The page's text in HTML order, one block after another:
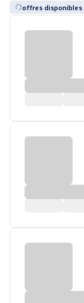
offres disponibles